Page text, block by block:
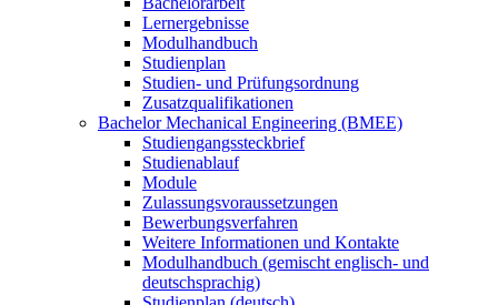
Lernergebnisse
Modulhandbuch
Studienplan
Studien- und Prüfungsordnung
Zusatzqualifikationen
Bachelor Mechanical Engineering (BMEE)
Studiengangssteckbrief
Studienablauf
Module
Zulassungsvoraussetzungen
Bewerbungsverfahren
Weitere Informationen und Kontakte
Modulhandbuch (gemischt englisch- und
deutschsprachig)